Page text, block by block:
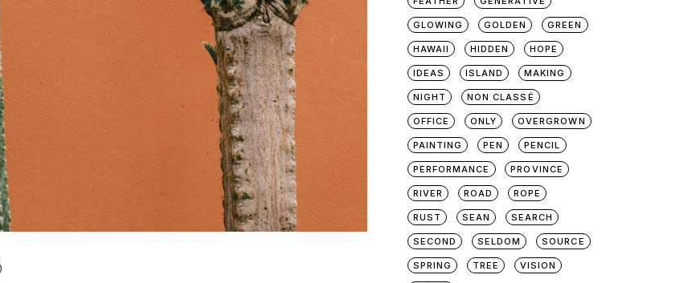
GLOWING GOLDEN GREEN
HAWAII HIDDEN HOPE
IDEAS ISLAND MAKING
NIGHT NON CLASSÉ
OFFICE ONLY OVERGROWN
PAINTING PEN PENCIL
PERFORMANCE PROVINCE
RIVER ROAD ROPE
RUST SEAN SEARCH
SECOND SELDOM SOURCE
SPRING TREE VISION